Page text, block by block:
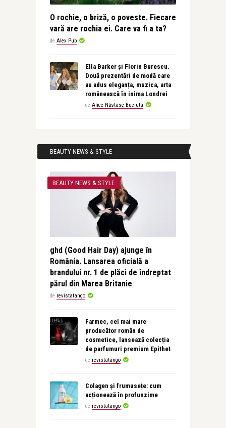
O rochie, o briză, o poveste. Fiecare
vară are rochia ei. Care va fi a ta?
de Alex Pub
Ella Barker și Florin Burescu.
Două prezentări de modă care
au adus eleganța, muzica, arta
românească în inima Londrei
de Alice Năstase Buciuta
BEAUTY NEWS & STYLE
BEAUTY NEWS & STYLE
ghd (Good Hair Day) ajunge în
România. Lansarea oficială a
brandului nr. 1 de plăci de îndreptat
părul din Marea Britanie
de revistatango
Farmec, cel mai mare
producător român de
cosmetice, lansează colecția
de parfumuri premium Epithet
de revistatango
Colagen și frumusețe: cum
acționează în profunzime
de revistatango